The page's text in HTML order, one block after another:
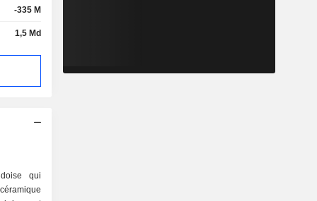
-335 M
1,5 Md
qui